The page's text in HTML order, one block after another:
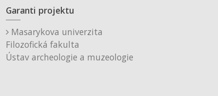
Garanti projektu
Masarykova univerzita
Filozofická fakulta
Ústav archeologie a muzeologie